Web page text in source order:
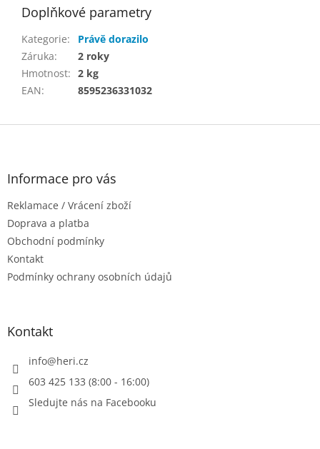
Doplňkové parametry
Kategorie:
Právě dorazilo
Záruka:
2 roky
Hmotnost: 2 kg
EAN: 8595236331032
Z
Informace pro vás
Reklamace / Vrácení zboží
Doprava a platba
Obchodní podmínky
Kontakt
Podmínky ochrany osobních údajů
Kontakt
info@heri.cz
603 425 133 (8:00 - 16:00)
Sledujte nás na Facebooku